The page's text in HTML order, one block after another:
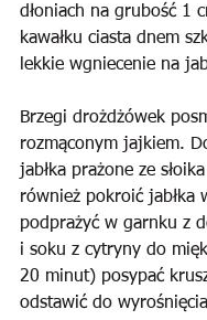
dłoniach na grubość 1
kawałku ciasta dnem
lekkie wgniecenie na
Brzegi drożdżówek
rozmąconym jajkiem.
jabłka prażone ze
również pokroić jabłka
podprażyć w garnku z
i soku z cytryny do
20 minut) posypać
odstawić do